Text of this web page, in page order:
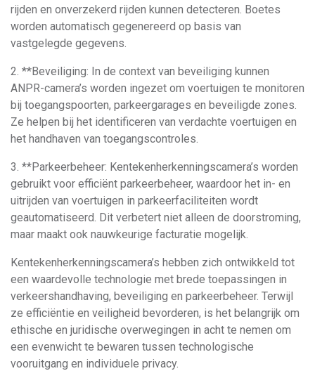
rijden en onverzekerd rijden kunnen detecteren. Boetes
worden automatisch gegenereerd op basis van
vastgelegde gegevens.
2. **Beveiliging: In de context van beveiliging kunnen
ANPR-camera’s worden ingezet om voertuigen te monitoren
bij toegangspoorten, parkeergarages en beveiligde zones.
Ze helpen bij het identificeren van verdachte voertuigen en
het handhaven van toegangscontroles.
3. **Parkeerbeheer: Kentekenherkenningscamera’s worden
gebruikt voor efficiënt parkeerbeheer, waardoor het in- en
uitrijden van voertuigen in parkeerfaciliteiten wordt
geautomatiseerd. Dit verbetert niet alleen de doorstroming,
maar maakt ook nauwkeurige facturatie mogelijk.
Kentekenherkenningscamera’s hebben zich ontwikkeld tot
een waardevolle technologie met brede toepassingen in
verkeershandhaving, beveiliging en parkeerbeheer. Terwijl
ze efficiëntie en veiligheid bevorderen, is het belangrijk om
ethische en juridische overwegingen in acht te nemen om
een evenwicht te bewaren tussen technologische
vooruitgang en individuele privacy.